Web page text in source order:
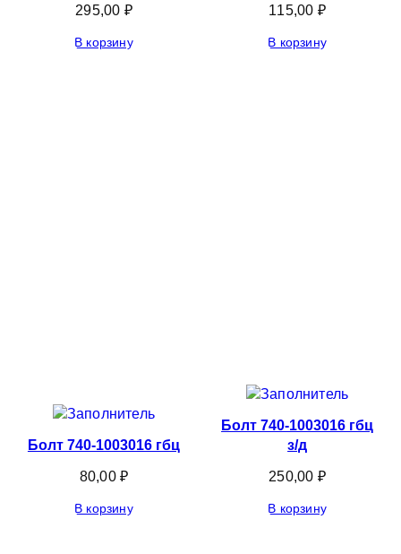
295,00 ₽
В корзину
115,00 ₽
В корзину
Болт 740-1003016 гбц
80,00 ₽
В корзину
Болт 740-1003016 гбц
з/д
250,00 ₽
В корзину